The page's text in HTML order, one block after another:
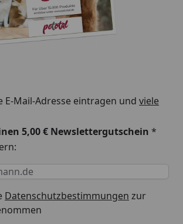
E-Mail-Adresse eintragen und viele
5,00 € Newslettergutschein *
erforderlich
Datenschutzbestimmungen zur